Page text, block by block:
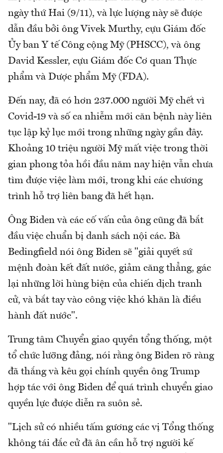
ngày thứ Hai (9/11), và lực lượng này sẽ được
dẫn đầu bởi ông Vivek Murthy, cựu Giám đốc
Ủy ban Y tế Công cộng Mỹ (PHSCC), và ông
David Kessler, cựu Giám đốc Cơ quan Thực
phẩm và Dược phẩm Mỹ (FDA).
Đến nay, đã có hơn 237.000 người Mỹ chết vì
Covid-19 và số ca nhiễm mới căn bệnh này liên
tục lập kỷ lục mới trong những ngày gần đây.
Khoảng 10 triệu người Mỹ mất việc trong thời
gian phong tỏa hồi đầu năm nay hiện vẫn chưa
tìm được việc làm mới, trong khi các chương
trình hỗ trợ liên bang đã hết hạn.
Ông Biden và các cố vấn của ông cũng đã bắt
đầu việc chuẩn bị danh sách nội các. Bà
Bedingfield nói ông Biden sẽ "giải quyết sứ
mệnh đoàn kết đất nước, giảm căng thẳng, gác
lại những lời hùng biện của chiến dịch tranh
cử, và bắt tay vào công việc khó khăn là điều
hành đất nước".
Trung tâm Chuyển giao quyền tổng thống, một
tổ chức lưỡng đảng, nói rằng ông Biden rõ ràng
đã thắng và kêu gọi chính quyền ông Trump
hợp tác với ông Biden để quá trình chuyển giao
quyền lực được diễn ra suôn sẻ.
"Lịch sử có nhiều tấm gương các vị Tổng thống
không tái đắc cử đã ân cần hỗ trợ người kế